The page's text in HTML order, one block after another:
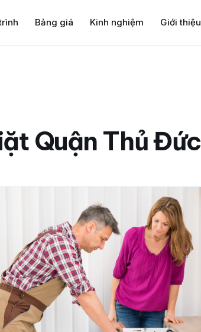
Bảng giá Kinh nghiệm Giới thiệu
Quận Thủ Đức